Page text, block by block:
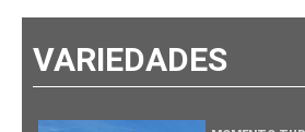
VARIEDADES